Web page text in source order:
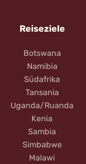
Reiseziele
Botswana
Namibia
Südafrika
Tansania
Uganda/Ruanda
Kenia
Sambia
Simbabwe
Malawi